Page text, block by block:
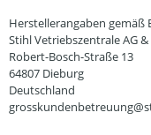
Herstellerangaben gemäß
Stihl Vetriebszentrale AG &
Robert-Bosch-Straße 13
64807 Dieburg
Deutschland